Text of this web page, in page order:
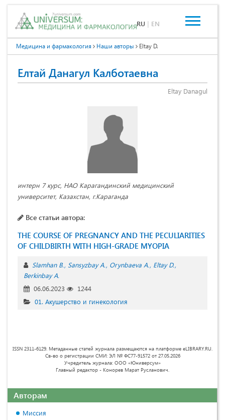
RU | EN
Медицина и фармакология Наши авторы Eltay D.
Елтай Данагул Калботаевна
Eltay Danagul
интерн 7 курс, НАО Карагандинский медицинский
университет, Казахстан, г.Караганда
Все статьи автора:
THE COURSE OF PREGNANCY AND THE PECULIARITIES
OF CHILDBIRTH WITH HIGH-GRADE MYOPIA
Slamhan B. Sansyzbay A. Orynbaeva A. Eltay D.
Berkinbay A.
06.06.2023
1244
01. Акушерство и гинекология
ISSN 2311-6129. Метаданные статей журнала размещаются на платформе eLIBRARY.RU.
Св-во о регистрации СМИ: ЭЛ № ФС77-91572 от 27.05.2026
Учредитель журнала: ООО «Юниверсум»
Главный редактор - Конорев Марат Русланович.
Авторам
Миссия